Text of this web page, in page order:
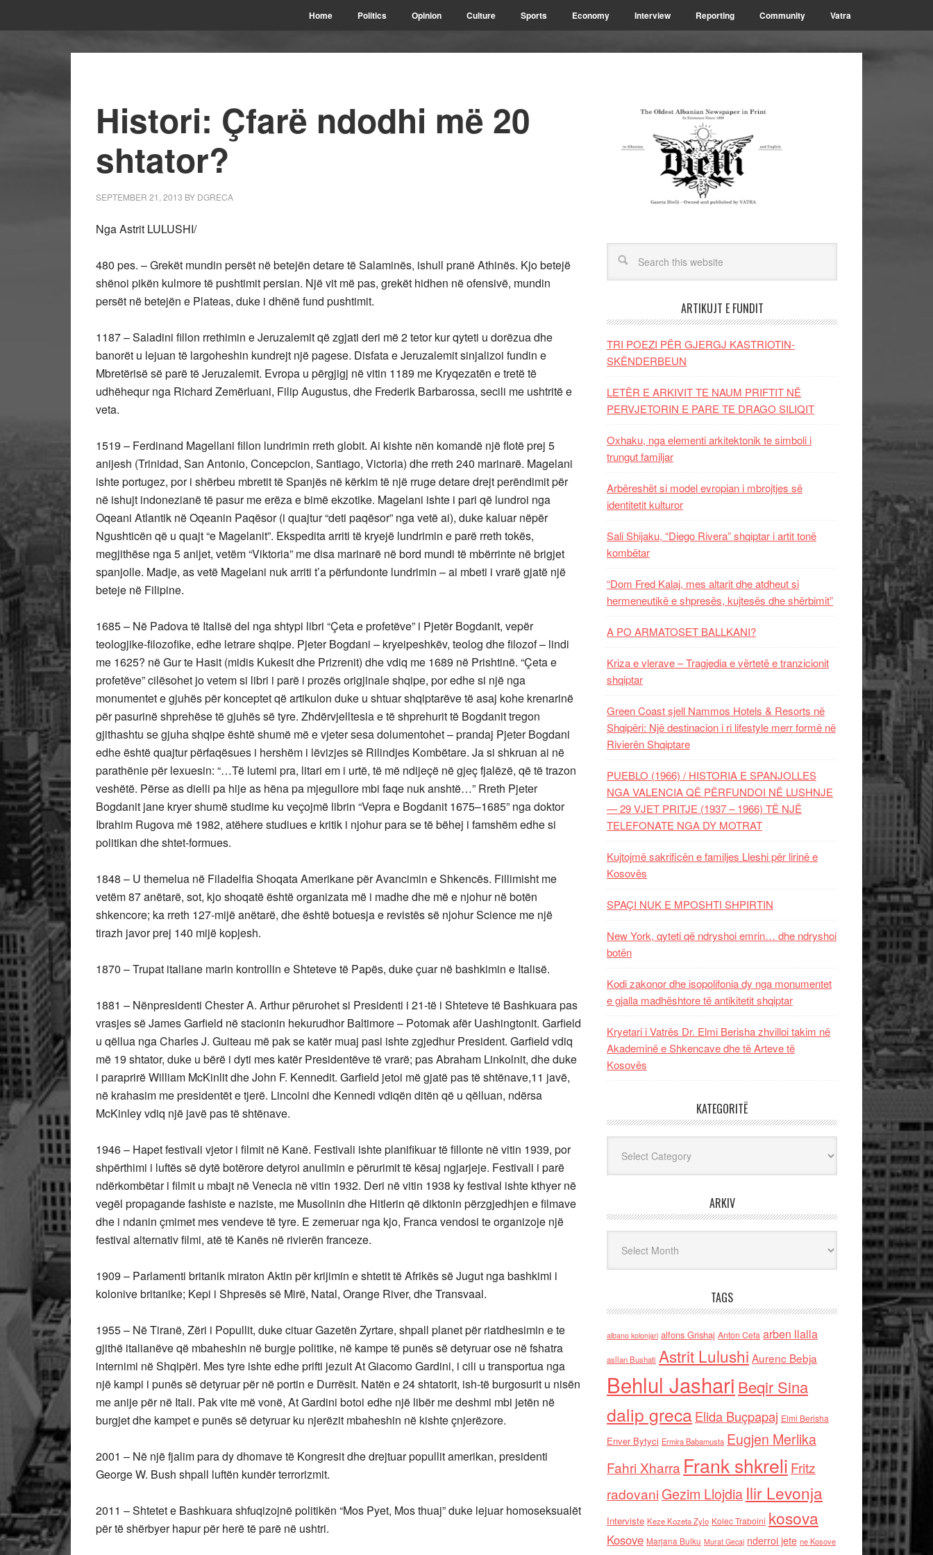
Home Politics Opinion Culture Sports Economy Interview Reporting Community Vatra
Histori: Çfarë ndodhi më 20
shtator?
SEPTEMBER 21, 2013 BY DGRECA
Nga Astrit LULUSHI/
480 pes. – Grekët mundin persët në betejën detare të Salaminës, ishull pranë Athinës. Kjo betejë
shënoi pikën kulmore të pushtimit persian. Një vit më pas, grekët hidhen në ofensivë, mundin
persët në betejën e Plateas, duke i dhënë fund pushtimit.
1187 – Saladini fillon rrethimin e Jeruzalemit që zgjati deri më 2 tetor kur qyteti u dorëzua dhe
banorët u lejuan të largoheshin kundrejt një pagese. Disfata e Jeruzalemit sinjalizoi fundin e
Mbretërisë së parë të Jeruzalemit. Evropa u përgjigj në vitin 1189 me Kryqezatën e tretë të
udhëhequr nga Richard Zemërluani, Filip Augustus, dhe Frederik Barbarossa, secili me ushtritë e
veta.
1519 – Ferdinand Magellani fillon lundrimin rreth globit. Ai kishte nën komandë një flotë prej 5
anijesh (Trinidad, San Antonio, Concepcion, Santiago, Victoria) dhe rreth 240 marinarë. Magelani
ishte portugez, por i shërbeu mbretit të Spanjës në kërkim të një rruge detare drejt perëndimit për
në ishujt indonezianë të pasur me erëza e bimë ekzotike. Magelani ishte i pari që lundroi nga
Oqeani Atlantik në Oqeanin Paqësor (i quajtur “deti paqësor” nga vetë ai), duke kaluar nëpër
Ngushticën që u quajt “e Magelanit”. Ekspedita arriti të kryejë lundrimin e parë rreth tokës,
megjithëse nga 5 anijet, vetëm “Viktoria” me disa marinarë në bord mundi të mbërrinte në brigjet
spanjolle. Madje, as vetë Magelani nuk arriti t’a përfundonte lundrimin – ai mbeti i vrarë gjatë një
beteje në Filipine.
1685 – Në Padova të Italisë del nga shtypi libri “Çeta e profetëve” i Pjetër Bogdanit, vepër
teologjike-filozofike, edhe letrare shqipe. Pjeter Bogdani – kryeipeshkëv, teolog dhe filozof – lindi
me 1625? në Gur te Hasit (midis Kukesit dhe Prizrenit) dhe vdiq me 1689 në Prishtinë. “Çeta e
profetëve” cilësohet jo vetem si libri i parë i prozës origjinale shqipe, por edhe si një nga
monumentet e gjuhës për konceptet që artikulon duke u shtuar shqiptarëve të asaj kohe krenarinë
për pasurinë shprehëse të gjuhës së tyre. Zhdërvjelltesia e të shprehurit të Bogdanit tregon
gjithashtu se gjuha shqipe është shumë më e vjeter sesa dolumentohet – prandaj Pjeter Bogdani
edhe është quajtur përfaqësues i hershëm i lëvizjes së Rilindjes Kombëtare. Ja si shkruan ai në
parathënie për lexuesin: “…Të lutemi pra, litari em i urtë, të më ndijeçë në gjeç fjalëzë, që të trazon
veshëtë. Përse as dielli pa hije as hëna pa mjegullore mbi faqe nuk anshtë…” Rreth Pjeter
Bogdanit jane kryer shumë studime ku veçojmë librin “Vepra e Bogdanit 1675–1685” nga doktor
Ibrahim Rugova më 1982, atëhere studiues e kritik i njohur para se të bëhej i famshëm edhe si
politikan dhe shtet-formues.
1848 – U themelua në Filadelfia Shoqata Amerikane për Avancimin e Shkencës. Fillimisht me
vetëm 87 anëtarë, sot, kjo shoqatë është organizata më i madhe dhe më e njohur në botën
shkencore; ka rreth 127-mijë anëtarë, dhe është botuesja e revistës së njohur Science me një
tirazh javor prej 140 mijë kopjesh.
1870 – Trupat italiane marin kontrollin e Shteteve të Papës, duke çuar në bashkimin e Italisë.
1881 – Nënpresidenti Chester A. Arthur përurohet si Presidenti i 21-të i Shteteve të Bashkuara pas
vrasjes së James Garfield në stacionin hekurudhor Baltimore – Potomak afër Uashingtonit. Garfield
u qëllua nga Charles J. Guiteau më pak se katër muaj pasi ishte zgjedhur President. Garfield vdiq
më 19 shtator, duke u bërë i dyti mes katër Presidentëve të vrarë; pas Abraham Linkolnit, dhe duke
i paraprirë William McKinlit dhe John F. Kennedit. Garfield jetoi më gjatë pas të shtënave,11 javë,
në krahasim me presidentët e tjerë. Lincolni dhe Kennedi vdiqën ditën që u qëlluan, ndërsa
McKinley vdiq një javë pas të shtënave.
1946 – Hapet festivali vjetor i filmit në Kanë. Festivali ishte planifikuar të fillonte në vitin 1939, por
shpërthimi i luftës së dytë botërore detyroi anulimin e përurimit të kësaj ngjarjeje. Festivali i parë
ndërkombëtar i filmit u mbajt në Venecia në vitin 1932. Deri në vitin 1938 ky festival ishte kthyer në
vegël propagande fashiste e naziste, me Musolinin dhe Hitlerin që diktonin përzgjedhjen e filmave
dhe i ndanin çmimet mes vendeve të tyre. E zemeruar nga kjo, Franca vendosi te organizoje një
festival alternativ filmi, atë të Kanës në rivierën franceze.
1909 – Parlamenti britanik miraton Aktin për krijimin e shtetit të Afrikës së Jugut nga bashkimi i
kolonive britanike; Kepi i Shpresës së Mirë, Natal, Orange River, dhe Transvaal.
1955 – Në Tiranë, Zëri i Popullit, duke cituar Gazetën Zyrtare, shpall planet për riatdhesimin e te
gjithë italianëve që mbaheshin në burgje politike, në kampe të punës së detyruar ose në fshatra
internimi në Shqipëri. Mes tyre ishte edhe prifti jezuit At Giacomo Gardini, i cili u transportua nga
një kampi i punës së detyruar për në portin e Durrësit. Natën e 24 shtatorit, ish-të burgosurit u nisën
me anije për në Itali. Pak vite më vonë, At Gardini botoi edhe një libër me deshmi mbi jetën në
burgjet dhe kampet e punës së detyruar ku njerëzit mbaheshin në kishte çnjerëzore.
2001 – Në një fjalim para dy dhomave të Kongresit dhe drejtuar popullit amerikan, presidenti
George W. Bush shpall luftën kundër terrorizmit.
2011 – Shtetet e Bashkuara shfuqizojnë politikën “Mos Pyet, Mos thuaj” duke lejuar homoseksualët
për të shërbyer hapur për herë të parë në ushtri.
ARTIKUJT E FUNDIT
TRI POEZI PËR GJERGJ KASTRIOTIN-
SKËNDERBEUN
LETËR E ARKIVIT TE NAUM PRIFTIT NË
PERVJETORIN E PARE TE DRAGO SILIQIT
Oxhaku, nga elementi arkitektonik te simboli i
trungut familjar
Arbëreshët si model evropian i mbrojtjes së
identitetit kulturor
Sali Shijaku, “Diego Rivera” shqiptar i artit tonë
kombëtar
“Dom Fred Kalaj, mes altarit dhe atdheut si
hermeneutikë e shpresës, kujtesës dhe shërbimit”
A PO ARMATOSET BALLKANI?
Kriza e vlerave – Tragjedia e vërtetë e tranzicionit
shqiptar
Green Coast sjell Nammos Hotels & Resorts në
Shqipëri: Një destinacion i ri lifestyle merr formë në
Rivierën Shqiptare
PUEBLO (1966) / HISTORIA E SPANJOLLES
NGA VALENCIA QË PËRFUNDOI NË LUSHNJE
— 29 VJET PRITJE (1937 – 1966) TË NJË
TELEFONATE NGA DY MOTRAT
Kujtojmë sakrificën e familjes Lleshi për lirinë e
Kosovës
SPAÇI NUK E MPOSHTI SHPIRTIN
New York, qyteti që ndryshoi emrin… dhe ndryshoi
botën
Kodi zakonor dhe isopolifonia dy nga monumentet
e gjalla madhështore të antikitetit shqiptar
Kryetari i Vatrës Dr. Elmi Berisha zhvilloi takim në
Akademinë e Shkencave dhe të Arteve të
Kosovës
KATEGORITË
ARKIV
TAGS
albano kolonjari alfons Grishaj Anton Cefa arben llalla
asllan Bushati Astrit Lulushi Aurenc Bebja
Behlul Jashari Beqir Sina
dalip grecaElida Buçpapaj Elmi Berisha
Enver Bytyci Ermira Babamusta Eugjen Merlika
Fahri Xharra Frank shkreli Fritz
radovaniGezim Llojdia Ilir Levonja
Interviste Keze Kozeta Zylo Kolec Traboini kosova
Kosove Marjana Bulku Murat Gecaj nderroi jete ne Kosove